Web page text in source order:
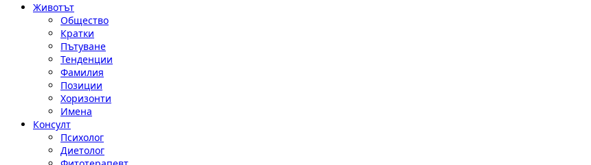
Животът
Общество
Кратки
Пътуване
Тенденции
Фамилия
Позиции
Хоризонти
Имена
Консулт
Психолог
Диетолог